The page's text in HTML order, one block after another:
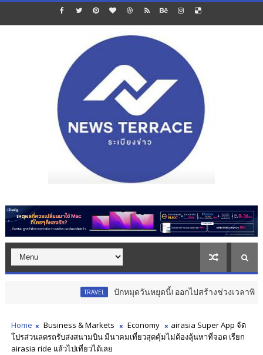
ปักหมุดวันหยุดนี้! ออกไปสร้างช่วงเวลาพิเศษกับค
Home Business & Markets Economy
airasia Super App จัด
โปรส่วนลดรถรับส่งสนามบิน มีนาคมเที่ยวสุดคุ้มไม่ต้องลุ้นหาที่จอด เรียก
airasia ride แล้วไปเที่ยวได้เลย